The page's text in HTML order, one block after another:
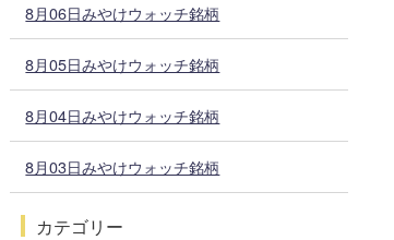
8月06日みやけウォッチ銘柄
8月05日みやけウォッチ銘柄
8月04日みやけウォッチ銘柄
8月03日みやけウォッチ銘柄
カテゴリー